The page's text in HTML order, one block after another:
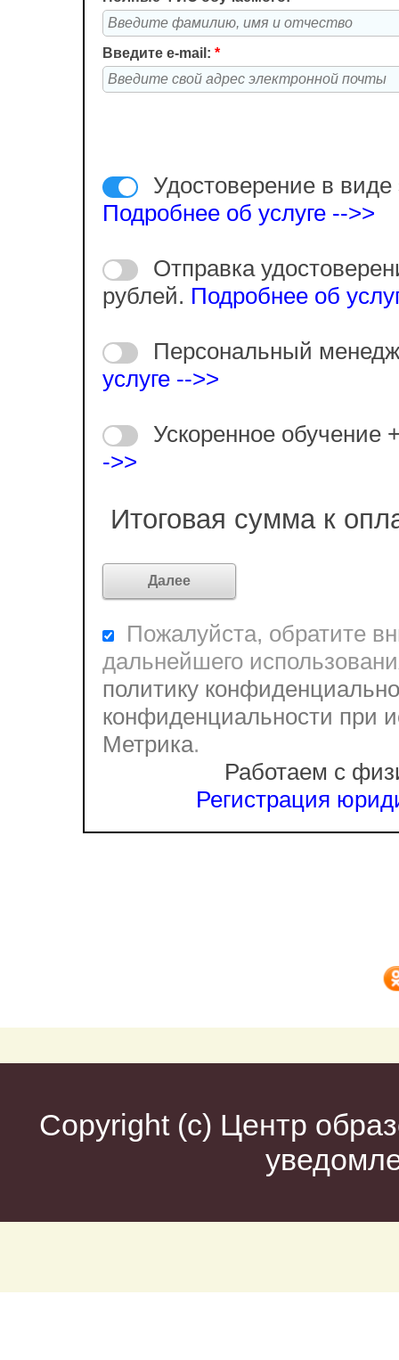
Введите e-mail: *
Удостоверение в виде
Подробнее об услуге -->>
Отправка
рублей. Подробнее об
Персональный
услуге -->>
Ускоренное обучение
->>
Итоговая сумма к
Пожалуйста, обратите
дальнейшего
политику
конфиденциальности при
Метрика.
Работаем с
Регистрация
Copyright (c) Центр